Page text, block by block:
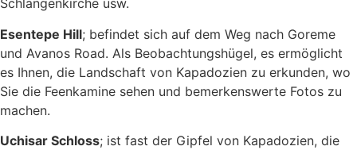
Schlangenkirche usw.
Esentepe Hill; befindet sich auf dem Weg nach Goreme
und Avanos Road. Als Beobachtungshügel, es ermöglicht
es Ihnen, die Landschaft von Kapadozien zu erkunden, wo
Sie die Feenkamine sehen und bemerkenswerte Fotos zu
machen.
Uchisar Schloss; ist fast der Gipfel von Kapadozien, die